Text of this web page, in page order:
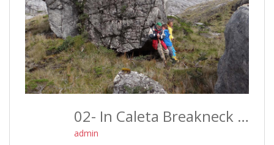
02- In Caleta Breakneck With Jean-Loup - Best Of 16
admin